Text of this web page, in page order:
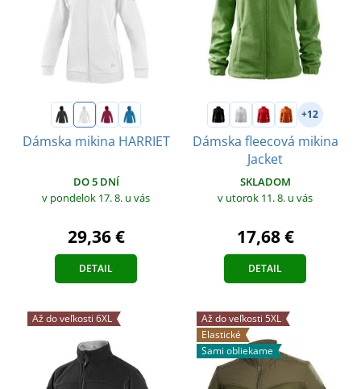
Dámska mikina HARRIET
DO 5 DNÍ
v pondelok 17. 8. u vás
29,36 €
DETAIL
+12
Dámska fleecová mikina
Jacket
SKLADOM
v utorok 11. 8. u vás
17,68 €
DETAIL
Až do veľkosti 6XL
Až do veľkosti 5XL
Elastické
Sami obliekame